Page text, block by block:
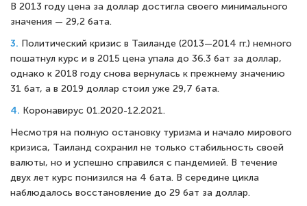
В 2013 году цена за доллар достигла своего минимального
значения — 29,2 бата.
3. Политический кризис в Таиланде (2013—2014 гг.) немного
пошатнул курс и в 2015 цена упала до 36.3 бат за доллар,
однако к 2018 году снова вернулась к прежнему значению
31 бат, а в 2019 доллар стоил уже 29,7 бата.
4. Коронавирус 01.2020-12.2021.
Несмотря на полную остановку туризма и начало мирового
кризиса, Таиланд сохранил не только стабильность своей
валюты, но и успешно справился с пандемией. В течение
двух лет курс понизился на 4 бата. В середине цикла
наблюдалось восстановление до 29 бат за доллар.